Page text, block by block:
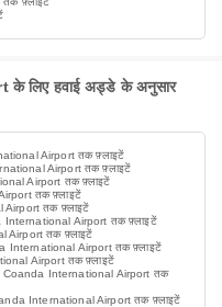
लिए हवाई अड्डे के अनुसार
Airport तक फ़्लाइटें
Airport तक फ़्लाइटें
Airport तक फ़्लाइटें
तक फ़्लाइटें
Airport तक फ़्लाइटें
International Airport तक फ़्लाइटें
Airport तक फ़्लाइटें
International Airport तक फ़्लाइटें
Airport तक फ़्लाइटें
International Airport तक
International Airport तक फ़्लाइटें